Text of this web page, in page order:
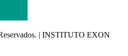
| INSTITUTO EXON